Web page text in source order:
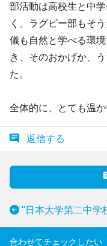
部活動は高校生と中
く、ラグビー部もそ
儀も自然と学べる環
き、そのおかげか、
た。
全体的に、とても温
返信する
"日本大学第二中学
合わせてチェックしたい